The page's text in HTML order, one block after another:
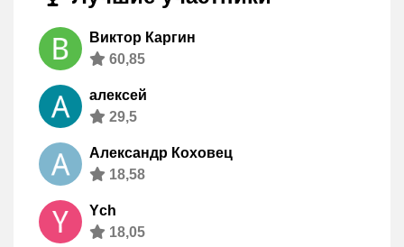
Виктор Каргин
60,85
алексей
29,5
Александр Коховец
18,58
Ych
18,05